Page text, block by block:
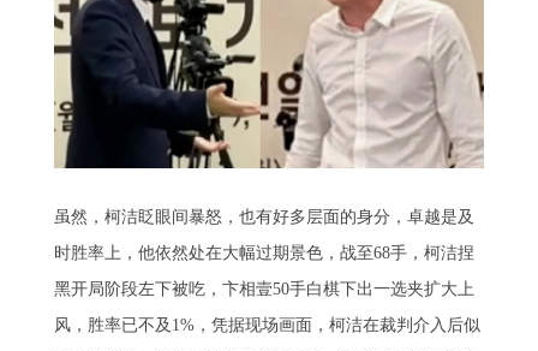
虽然，柯洁眨眼间暴怒，也有好多层面的身分，卓越是及
时胜率上，他依然处在大幅过期景色，战至68手，柯洁捏
黑开局阶段左下被吃，卞相壹50手白棋下出一选夹扩大上
风，胜率已不及1%，凭据现场画面，柯洁在裁判介入后似